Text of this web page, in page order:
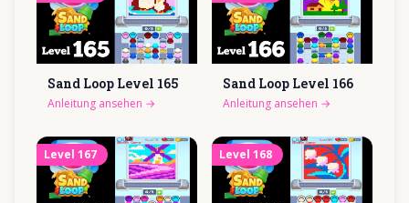
Sand Loop Level 165
Anleitung ansehen →
Sand Loop Level 166
Anleitung ansehen →
Level 167 Level 168